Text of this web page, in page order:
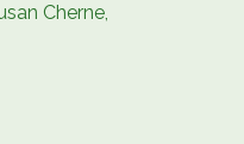
Cherne,